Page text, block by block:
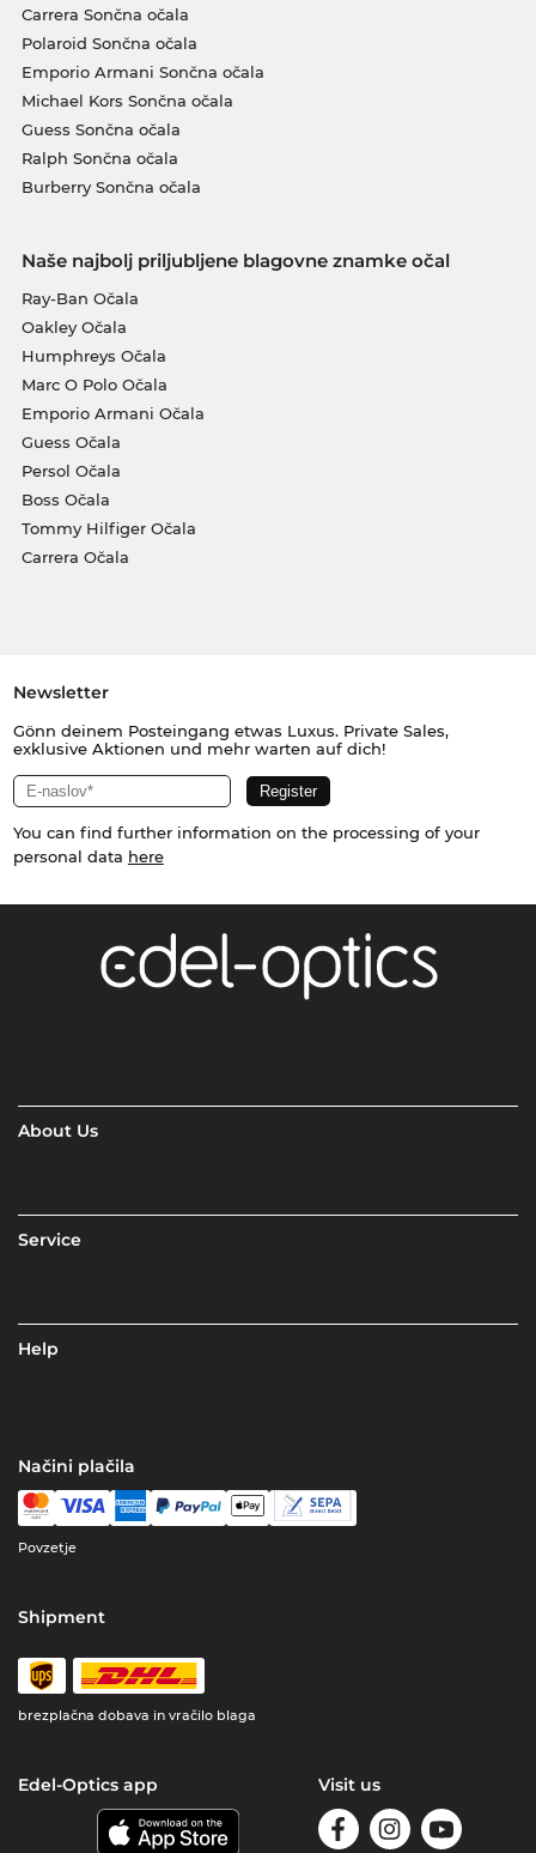
Carrera Sončna očala
Polaroid Sončna očala
Emporio Armani Sončna očala
Michael Kors Sončna očala
Guess Sončna očala
Ralph Sončna očala
Burberry Sončna očala
Naše najbolj priljubljene blagovne znamke očal
Ray-Ban Očala
Oakley Očala
Humphreys Očala
Marc O Polo Očala
Emporio Armani Očala
Guess Očala
Persol Očala
Boss Očala
Tommy Hilfiger Očala
Carrera Očala
Newsletter
Gönn deinem Posteingang etwas Luxus. Private Sales,
exklusive Aktionen und mehr warten auf dich!
You can find further information on the processing of your
personal data here
About Us
Service
Help
Načini plačila
Povzetje
Shipment
brezplačna dobava in vračilo blaga
Edel-Optics app Visit us